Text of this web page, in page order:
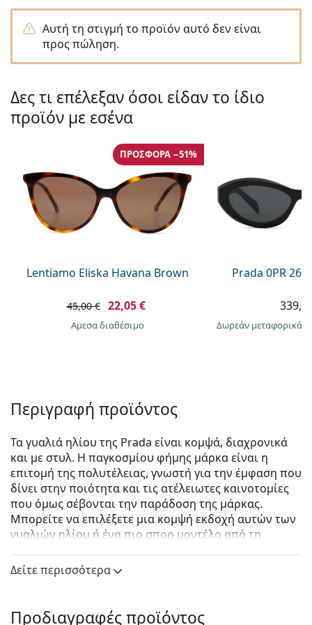
Persol
Prada
Όλες οι μάρκες
Αυτή τη στιγμή το προϊόν αυτό δεν είναι
προς πώληση.
Δες τι επέλεξαν όσοι είδαν το ίδιο
προϊόν με εσένα
Lentiamo Eliska Havana Brown
ΠΡΟΣΦΟΡΆ −51%
45,00 € 22,05 €
άμεσα διαθέσιμο
Prada 0PR
Δωρεάν μεταφορικά
Περιγραφή προϊόντος
Τα γυαλιά ηλίου της Prada είναι κομψά, διαχρονικά
και με στυλ. Η παγκοσμίου φήμης μάρκα είναι η
επιτομή της πολυτέλειας, γνωστή για την έμφαση που
δίνει στην ποιότητα και τις ατέλειωτες καινοτομίες
που όμως σέβονται την παράδοση της μάρκας.
Μπορείτε να επιλέξετε μια κομψή εκδοχή αυτών των
γυαλιών ηλίου ή ένα πιο σπορ μοντέλο από τη
λωρίδα. Όποιο στυλ κι αν επιλέξετε, με τα γυαλιά
ηλίου Prada θα είστε πάντα εξαιρετικοί και
Prada 0PR 14WS 2AU5Y1 52είναι γυναικεία γυαλιά
Δείτε περισσότερα
Προδιαγραφές προϊόντος